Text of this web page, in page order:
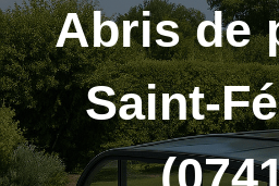
Abris de
Saint-